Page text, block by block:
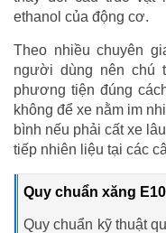
ethanol của động cơ.
Theo nhiều chuyên
người dùng nên chú
phương tiện đúng
không để xe nằm im
bình nếu phải cất xe
tiếp nhiên liệu tại các
Quy chuẩn xăng E10
Quy chuẩn kỹ thuật